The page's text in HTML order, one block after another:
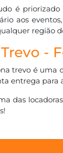
é
aos
região
-
trevo é uma
entrega para
das